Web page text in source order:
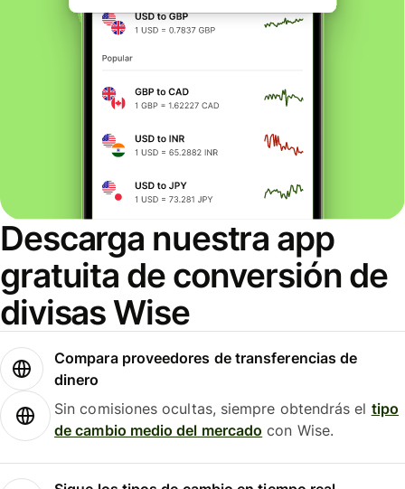
Descarga nuestra app
gratuita de conversión de
divisas Wise
Compara proveedores de transferencias de
dinero
Sin comisiones ocultas, siempre obtendrás el tipo
de cambio medio del mercado con Wise.